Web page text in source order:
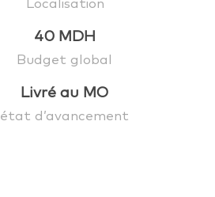
Localisation
40 MDH
Budget global
Livré au MO
état d’avancement